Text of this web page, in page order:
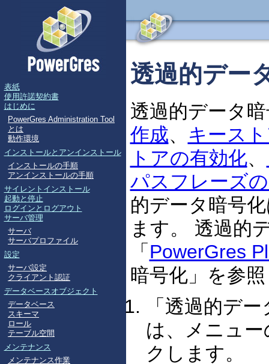
透過的デー
透過的データ
作成、 キース
トアの有効化、
パスフレーズ
的データ暗号
ます。 透過的
「 PowerGres
暗号化」を参
「透過的デ
は、メニュ
クします。